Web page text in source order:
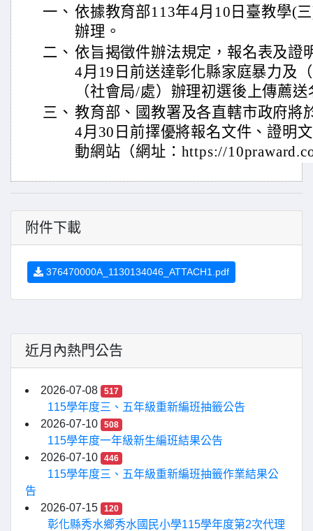
一、 依據教育部113年4月10日臺教學(
辦理。
二、 依旨揭徵件辦法規定，報名表及證
4月19日前送達彰化縣家庭暴力及
（社會局/處）辦理初選後上傳薦
三、 教育部、國教署及各直轄市政府將
4月30日前擇優將報名文件、證明
動網站（網址：https://
附件下載
376470000A_1130134046_ATTACH1.pdf
近月內熱門公告
2026-07-08 517
115學年度三、五年級重新編班抽籤公告
2026-07-10
508
115學年度一年級新生編班結果公告
2026-07-10
446
115學年度三、五年級重新編班抽籤作業結果公
告
2026-07-15
120
彰化縣秀水鄉秀水國民小學115學年度第2次代理